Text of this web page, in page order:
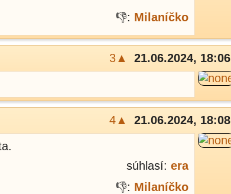
👎: Milaníčko
3▲
21.06.2024, 18:06
4▲
21.06.2024, 18:08
súhlasí: era
👎: Milaníčko